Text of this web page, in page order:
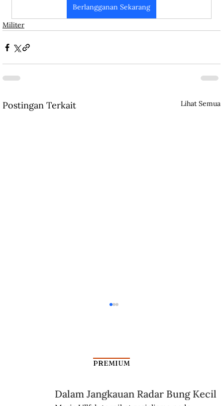
Berlangganan Sekarang
Militer
Postingan Terkait Lihat Semua
Aksi Koboi Jenderal Moestopo
PREMIUM
Dalam Jangkauan Radar Bung Kecil